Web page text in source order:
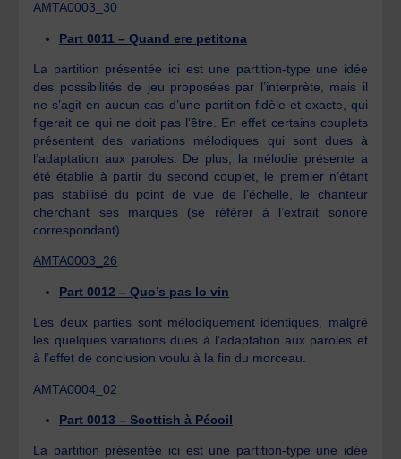
AMTA0003_30
Part 0011 – Quand ere petitona
La partition présentée ici est une partition-type une idée
des possibilités de jeu proposées par l’interprète, mais il
ne s’agit en aucun cas d’une partition fidèle et exacte, qui
figerait ce qui ne doit pas l’être. En effet certains couplets
présentent des variations mélodiques qui sont dues à
l’adaptation aux paroles. De plus, la mélodie présente a
été établie à partir du second couplet, le premier n’étant
pas stabilisé du point de vue de l’échelle, le chanteur
cherchant ses marques (se référer à l’extrait sonore
correspondant).
AMTA0003_26
Part 0012 – Quo’s pas lo vin
Les deux parties sont mélodiquement identiques, malgré
les quelques variations dues à l’adaptation aux paroles et
à l’effet de conclusion voulu à la fin du morceau.
AMTA0004_02
Part 0013 – Scottish à Pécoil
La partition présentée ici est une partition-type une idée